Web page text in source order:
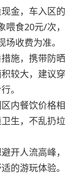
金，车入区的
食20元/次，
收费为准。
施，携带防晒
较大，建议穿
。
内餐饮价格相
生，不乱扔垃
开人流高峰，
的游玩体验。